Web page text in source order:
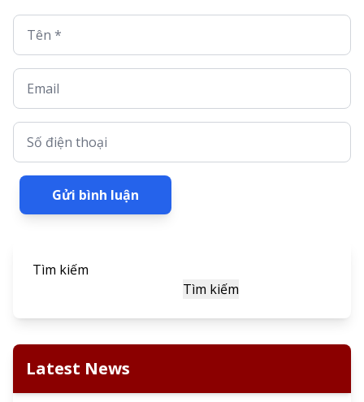
Tên *
Email
Số điện thoại
Gửi bình luận
Tìm kiếm
Tìm kiếm
Latest News